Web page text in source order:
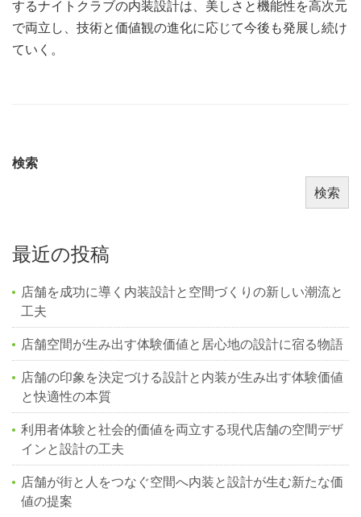
するナイトクラブの内装設計は、美しさと機能性を高次元
で両立し、技術と価値観の進化に応じて今後も発展し続け
ていく。
検索
検索
最近の投稿
店舗を成功に導く内装設計と空間づくりの新しい潮流と
工夫
店舗空間が生み出す体験価値と居心地の設計に宿る物語
店舗の印象を決定づける設計と内装が生み出す体験価値
と快適性の本質
利用者体験と社会的価値を両立する現代店舗の空間デザ
インと設計の工夫
店舗が街と人をつなぐ空間へ内装と設計が生む新たな価
値の提案